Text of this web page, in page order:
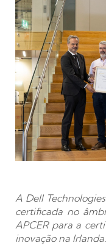
A Dell
certificada no
APCER para a
inovação na Irlanda.